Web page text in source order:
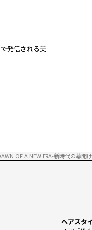
発信される美
OF A NEW ERA-新時代の幕開け-
ヘアスタ